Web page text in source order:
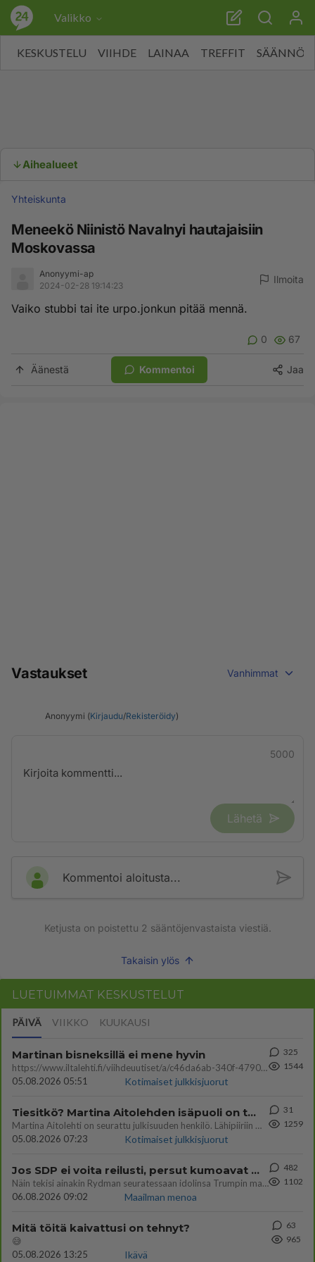
Valikko
KESKUSTELU VIIHDE LAINAA TREFFIT SÄÄNNÖT
Aihealueet
Yhteiskunta
Meneekö Niinistö Navalnyi hautajaisiin
Moskovassa
Anonyymi-ap
2024-02-28 19:14:23
Ilmoita
Vaiko stubbi tai ite urpo.jonkun pitää mennä.
0 67
Äänestä Kommentoi Jaa
Vastaukset Vanhimmat
Anonyymi (Kirjaudu/Rekisteröidy)
5000
Lähetä
Kommentoi aloitusta...
Ketjusta on poistettu 2 sääntöjenvastaista viestiä.
Takaisin ylös
LUETUIMMAT KESKUSTELUT
PÄIVÄ VIIKKO KUUKAUSI
Martinan bisneksillä ei mene hyvin
https://www.iltalehti.fi/viihdeuutiset/a/c46da6ab-340f-4790-aaa7-0865eed2336 Yrityksen konkurssihakemus on tullut kärä
05.08.2026 05:51
Kotimaiset julkkisjuorut
325
1544
Tiesitkö? Martina Aitolehden isäpuoli on tämä suosittu laulaja
Martina Aitolehti on seurattu julkisuuden henkilö. Lähipiiriin mahtuu muitakin tunnettuja henkilöitä. Tiesitkö, että Ma
05.08.2026 07:23
Kotimaiset julkkisjuorut
31
1259
Jos SDP ei voita reilusti, persut kumoavat demokratian Suomesta
Näin tekisi ainakin Rydman seuratessaan idolinsa Trumpin mallia https://www.is.fi/politiikka/art-2000012187244.html
06.08.2026 09:02
Maailman menoa
482
1102
Mitä töitä kaivattusi on tehnyt?
😅
05.08.2026 13:25
Ikävä
63
965